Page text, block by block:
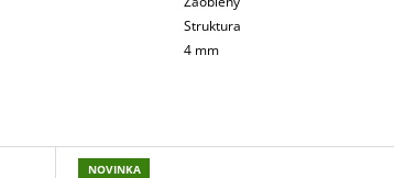
Struktura
4 mm
NOVINKA